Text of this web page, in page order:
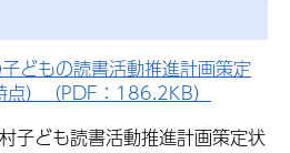
どもの読書活動推進計画策定
）（PDF：186.2KB）
子ども読書活動推進計画策定状